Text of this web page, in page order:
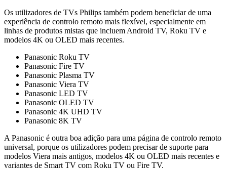
Os utilizadores de TVs Philips também podem beneficiar de uma
experiência de controlo remoto mais flexível, especialmente em
linhas de produtos mistas que incluem Android TV, Roku TV e
modelos 4K ou OLED mais recentes.
Panasonic Roku TV
Panasonic Fire TV
Panasonic Plasma TV
Panasonic Viera TV
Panasonic LED TV
Panasonic OLED TV
Panasonic 4K UHD TV
Panasonic 8K TV
A Panasonic é outra boa adição para uma página de controlo remoto
universal, porque os utilizadores podem precisar de suporte para
modelos Viera mais antigos, modelos 4K ou OLED mais recentes e
variantes de Smart TV com Roku TV ou Fire TV.